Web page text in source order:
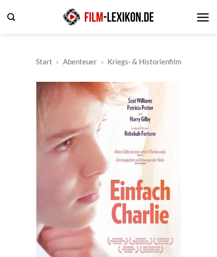
Inhalt
Start » Abenteuer » Kriegs- & Historienfilm